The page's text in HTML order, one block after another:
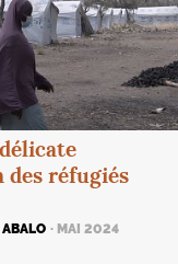
réfugiés
· MAI 2024